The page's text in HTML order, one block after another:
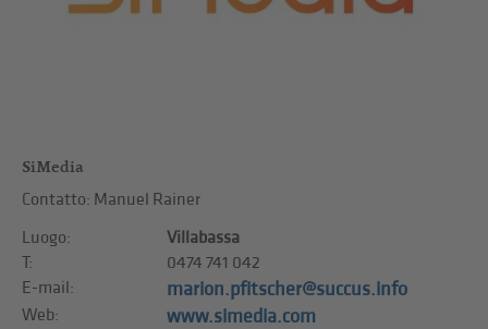
SiMedia
Contatto: Manuel Rainer
Luogo:
Villabassa
T:
0474 741 042
E-mail:
marion.pfitscher@succus.info
Web: www.simedia.com